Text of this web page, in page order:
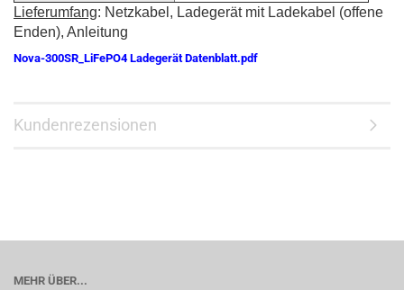
Lieferumfang: Netzkabel, Ladegerät mit Ladekabel (offene
Enden), Anleitung
Nova-300SR_LiFePO4 Ladegerät Datenblatt.pdf
Kundenrezensionen
MEHR ÜBER...